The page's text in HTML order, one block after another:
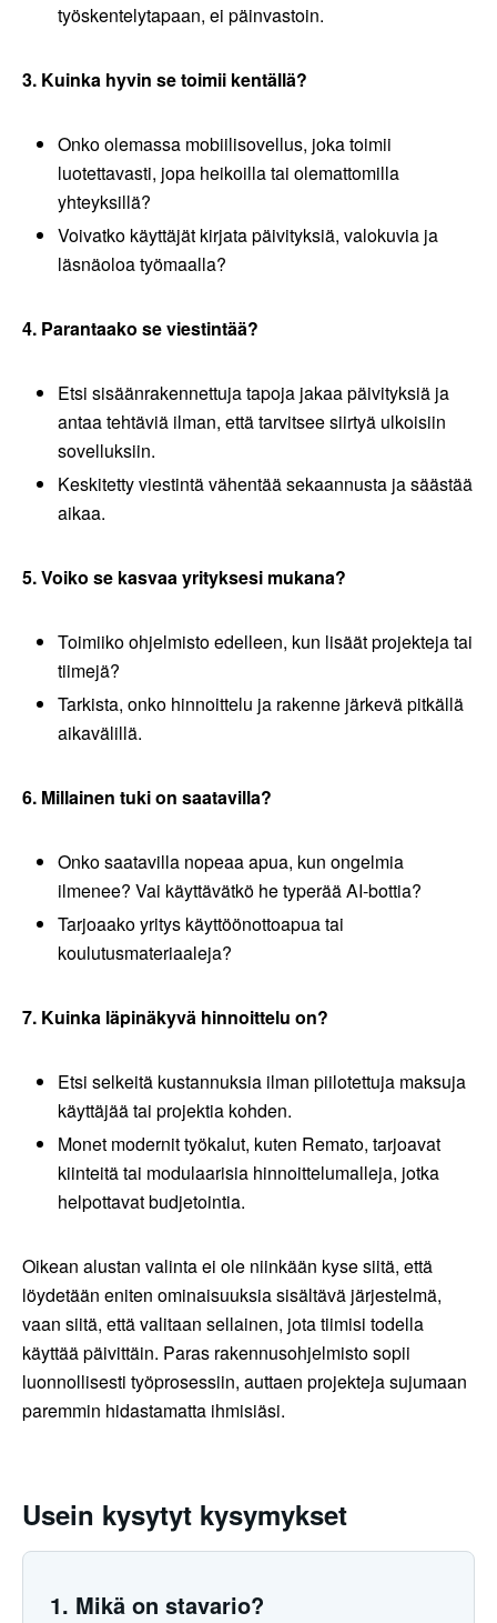
työskentelytapaan, ei päinvastoin.
3. Kuinka hyvin se toimii kentällä?
Onko olemassa mobiilisovellus, joka toimii
luotettavasti, jopa heikoilla tai olemattomilla
yhteyksillä?
Voivatko käyttäjät kirjata päivityksiä, valokuvia ja
läsnäoloa työmaalla?
4. Parantaako se viestintää?
Etsi sisäänrakennettuja tapoja jakaa päivityksiä ja
antaa tehtäviä ilman, että tarvitsee siirtyä ulkoisiin
sovelluksiin.
Keskitetty viestintä vähentää sekaannusta ja säästää
aikaa.
5. Voiko se kasvaa yrityksesi mukana?
Toimiiko ohjelmisto edelleen, kun lisäät projekteja tai
tiimejä?
Tarkista, onko hinnoittelu ja rakenne järkevä pitkällä
aikavälillä.
6. Millainen tuki on saatavilla?
Onko saatavilla nopeaa apua, kun ongelmia
ilmenee? Vai käyttävätkö he typerää AI-bottia?
Tarjoaako yritys käyttöönottoapua tai
koulutusmateriaaleja?
7. Kuinka läpinäkyvä hinnoittelu on?
Etsi selkeitä kustannuksia ilman piilotettuja maksuja
käyttäjää tai projektia kohden.
Monet modernit työkalut, kuten Remato, tarjoavat
kiinteitä tai modulaarisia hinnoittelumalleja, jotka
helpottavat budjetointia.
Oikean alustan valinta ei ole niinkään kyse siitä, että
löydetään eniten ominaisuuksia sisältävä järjestelmä,
vaan siitä, että valitaan sellainen, jota tiimisi todella
käyttää päivittäin. Paras rakennusohjelmisto sopii
luonnollisesti työprosessiin, auttaen projekteja sujumaan
paremmin hidastamatta ihmisiäsi.
Usein kysytyt kysymykset
1. Mikä on stavario?